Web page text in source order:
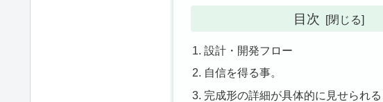
目次
設計・開発フロー
自信を得る事。
完成形の詳細が具体的に見せられる